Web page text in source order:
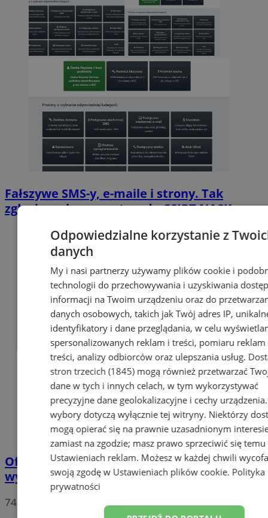
Fałszywe SMS-y, e-maile i strony. Tak
zgłosisz cyberoszustwo do CSIRT NASK
Oficjalne wyniki wyborów: W Chorzowie
wygrywa Rafał Trzaskowski!
74
Odpowiedzialne korzystanie z
danych
My i nasi partnerzy używamy plików cookie i
technologii do przechowywania i uzyskiwania
informacji na Twoim urządzeniu oraz do
danych osobowych, takich jak Twój adres IP,
identyfikatory i dane przeglądania, w celu
spersonalizowanych reklam i treści, pomiaru reklam
treści, analizy odbiorców oraz ulepszania usług.
stron trzecich (1845)mogą również przetwarzać
dane w tych i innych celach, w tym wykorzystywać
precyzyjne dane geolokalizacyjne i cechy
wybory dotyczą wyłącznie tej witryny. Niektórzy
mogą opierać się na prawnie uzasadnionym
zamiast na zgodzie; masz prawo sprzeciwić się temu
Ustawieniach reklam. Możesz w każdej chwili
swoją zgodę w Ustawieniach plików cookie. Polityka
prywatności